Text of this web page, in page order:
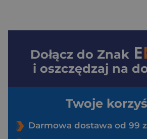
Dołącz do Znak
i oszczędzaj na
Twoje
Darmowa dostawa od 99